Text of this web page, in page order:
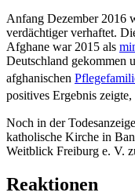
Anfang Dezember 2016
verdächtiger verhaftet.
Afghane war 2015 als
Deutschland gekommen
afghanischen
positives Ergebnis
Noch in der
katholische Kirche in
Weitblick Freiburg e. V.
Reaktionen